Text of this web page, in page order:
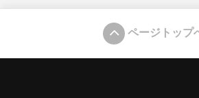
ページトップ